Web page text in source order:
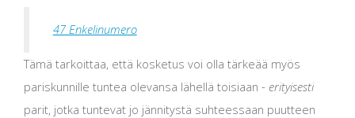
47 Enkelinumero
Tämä tarkoittaa, että kosketus voi olla tärkeää myös
pariskunnille tuntea olevansa lähellä toisiaan - erityisesti
parit, jotka tuntevat jo jännitystä suhteessaan puutteen